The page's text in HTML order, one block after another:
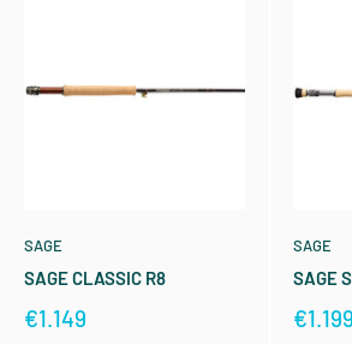
SAGE
SAGE CLASSIC R8
€1.149
SAGE
SAGE
€1.199